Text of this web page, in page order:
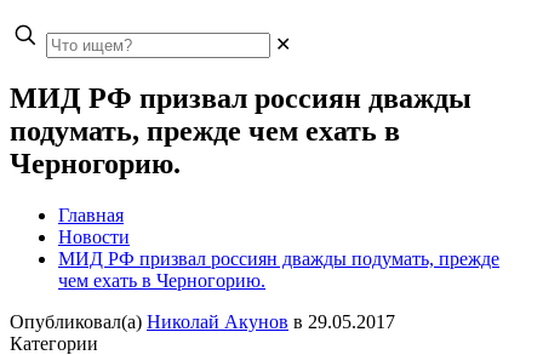
✕
МИД РФ призвал россиян дважды
подумать, прежде чем ехать в
Черногорию.
Главная
Новости
МИД РФ призвал россиян дважды подумать, прежде
чем ехать в Черногорию.
Опубликовал(а) Николай Акунов в 29.05.2017
Категории